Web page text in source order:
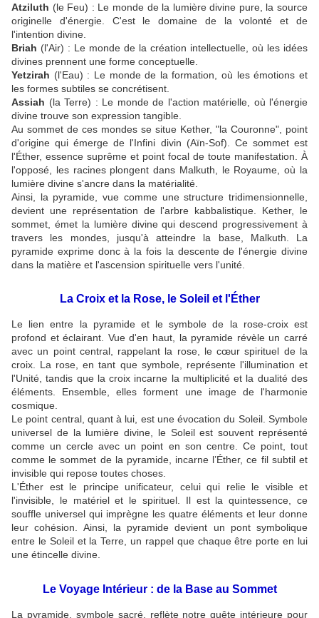
Atziluth (le Feu) : Le monde de la lumière divine pure, la source
originelle d'énergie. C'est le domaine de la volonté et de
l'intention divine.
Briah (l'Air) : Le monde de la création intellectuelle, où les idées
divines prennent une forme conceptuelle.
Yetzirah (l'Eau) : Le monde de la formation, où les émotions et
les formes subtiles se concrétisent.
Assiah (la Terre) : Le monde de l'action matérielle, où l'énergie
divine trouve son expression tangible.
Au sommet de ces mondes se situe Kether, "la Couronne", point
d'origine qui émerge de l'Infini divin (Aïn-Sof). Ce sommet est
l'Éther, essence suprême et point focal de toute manifestation. À
l'opposé, les racines plongent dans Malkuth, le Royaume, où la
lumière divine s'ancre dans la matérialité.
Ainsi, la pyramide, vue comme une structure tridimensionnelle,
devient une représentation de l'arbre kabbalistique. Kether, le
sommet, émet la lumière divine qui descend progressivement à
travers les mondes, jusqu'à atteindre la base, Malkuth. La
pyramide exprime donc à la fois la descente de l'énergie divine
dans la matière et l'ascension spirituelle vers l'unité.
La Croix et la Rose, le Soleil et l'Éther
Le lien entre la pyramide et le symbole de la rose-croix est
profond et éclairant. Vue d'en haut, la pyramide révèle un carré
avec un point central, rappelant la rose, le cœur spirituel de la
croix. La rose, en tant que symbole, représente l'illumination et
l'Unité, tandis que la croix incarne la multiplicité et la dualité des
éléments. Ensemble, elles forment une image de l'harmonie
cosmique.
Le point central, quant à lui, est une évocation du Soleil. Symbole
universel de la lumière divine, le Soleil est souvent représenté
comme un cercle avec un point en son centre. Ce point, tout
comme le sommet de la pyramide, incarne l’Éther, ce fil subtil et
invisible qui repose toutes choses.
L'Éther est le principe unificateur, celui qui relie le visible et
l'invisible, le matériel et le spirituel. Il est la quintessence, ce
souffle universel qui imprègne les quatre éléments et leur donne
leur cohésion. Ainsi, la pyramide devient un pont symbolique
entre le Soleil et la Terre, un rappel que chaque être porte en lui
une étincelle divine.
Le Voyage Intérieur : de la Base au Sommet
La pyramide, symbole sacré, reflète notre quête intérieure pour